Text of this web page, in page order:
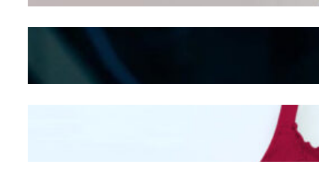
Kepribadian
Mengintip Kepribadian
Wanita Dari Warna Bra